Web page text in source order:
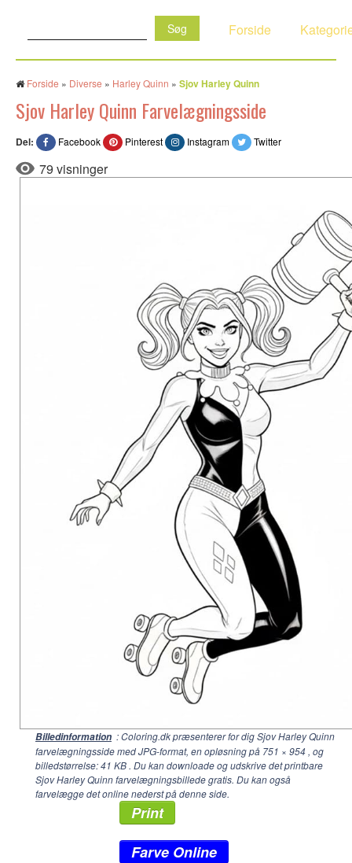
Forside
Forside » Diverse » Harley Quinn » Sjov Harley Quinn
Sjov Harley Quinn Farvelægningsside
Del: Facebook Pinterest Instagram Twitter
79 visninger
Billedinformation : Coloring.dk præsenterer for dig Sjov Harley Quinn
farvelægningsside med JPG-format, en opløsning på 751 × 954 , og
billedstørrelse: 41 KB . Du kan downloade og udskrive det printbare
Sjov Harley Quinn farvelægningsbillede gratis. Du kan også
farvelægge det online nederst på denne side.
Print
Farve Online